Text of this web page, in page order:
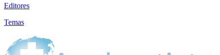
Editores
Temas